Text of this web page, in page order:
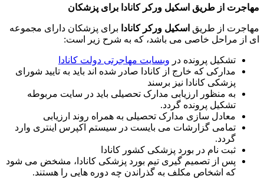
مهاجرت از طریق اسکیل ورکر کانادا برای پزشکان
مهاجرت از طریق اسکیل ورکر کانادا برای پزشکان دارای مجموعه
ای از مراحل خاصی می باشد، که به شرح زیر است:
تشکیل پرونده در وبسایت مهاجرتی دولت کانادا
مدارکی که خارج از کانادا صادر شده اند باید به تایید شورای
پزشکی کانادا نیز برسند
به منظور ارزیابی مدارک تحصیلی باید در سایت مربوطه
تشکیل پرونده گردد.
معادل سازی مدارک تحصیلی به همراه روند ارزیابی
تمامی گزارشات می بایست در سیستم اکپرس اینتری وارد
گردد.
ثبت نام در بورد پزشکی کشور کانادا
پس از تصمیم گیری تیم بورد پزشکی کانادا، مشخض می شود
که اشخاص مکلف به گذراندن چه دوره هایی را هستند.